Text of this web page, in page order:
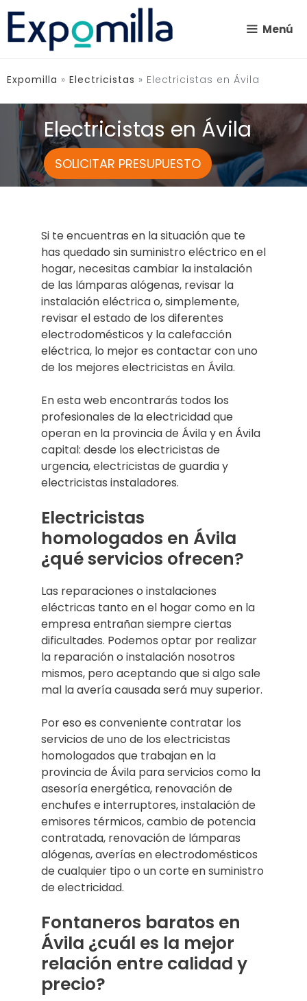
Saltar
contenido
Menú
Expomilla » Electricistas » Electricistas en Ávila
Electricistas en Ávila
SOLICITAR PRESUPUESTO
Si te encuentras en la situación que te
has quedado sin suministro eléctrico en el
hogar, necesitas cambiar la instalación
de las lámparas alógenas, revisar la
instalación eléctrica o, simplemente,
revisar el estado de los diferentes
electrodomésticos y la calefacción
eléctrica, lo mejor es contactar con uno
de los mejores electricistas en Ávila.
En esta web encontrarás todos los
profesionales de la electricidad que
operan en la provincia de Ávila y en Ávila
capital: desde los electricistas de
urgencia, electricistas de guardia y
electricistas instaladores.
Electricistas
homologados en Ávila
¿qué servicios ofrecen?
Las reparaciones o instalaciones
eléctricas tanto en el hogar como en la
empresa entrañan siempre ciertas
dificultades. Podemos optar por realizar
la reparación o instalación nosotros
mismos, pero aceptando que si algo sale
mal la avería causada será muy superior.
Por eso es conveniente contratar los
servicios de uno de los electricistas
homologados que trabajan en la
provincia de Ávila para servicios como la
asesoría energética, renovación de
enchufes e interruptores, instalación de
emisores térmicos, cambio de potencia
contratada, renovación de lámparas
alógenas, averías en electrodomésticos
de cualquier tipo o un corte en suministro
de electricidad.
Fontaneros baratos en
Ávila ¿cuál es la mejor
relación entre calidad y
precio?